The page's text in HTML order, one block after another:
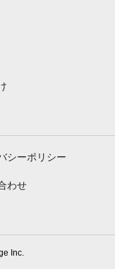
シーポリシー
わせ
Inc.